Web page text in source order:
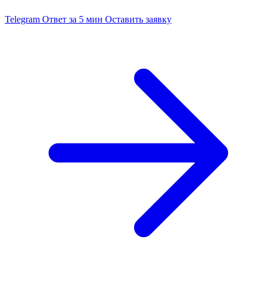
Telegram Ответ за 5 мин Оставить заявку